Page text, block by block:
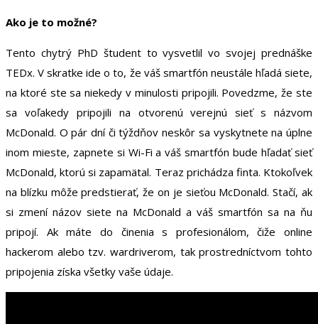
Ako je to možné?
Tento chytrý PhD študent to vysvetlil vo svojej prednáške
TEDx. V skratke ide o to, že váš smartfón neustále hľadá siete,
na ktoré ste sa niekedy v minulosti pripojili. Povedzme, že ste
sa voľakedy pripojili na otvorenú verejnú sieť s názvom
McDonald. O pár dní či týždňov neskôr sa vyskytnete na úplne
inom mieste, zapnete si Wi-Fi a váš smartfón bude hľadať sieť
McDonald, ktorú si zapamätal. Teraz prichádza finta. Ktokoľvek
na blízku môže predstierať, že on je sieťou McDonald. Stačí, ak
si zmení názov siete na McDonald a váš smartfón sa na ňu
pripojí. Ak máte do činenia s profesionálom, čiže online
hackerom alebo tzv. wardriverom, tak prostredníctvom tohto
pripojenia získa všetky vaše údaje.